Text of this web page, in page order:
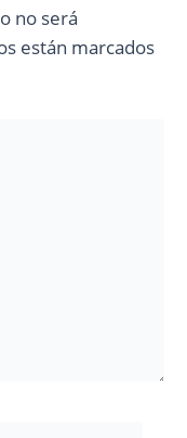
no será
están marcados